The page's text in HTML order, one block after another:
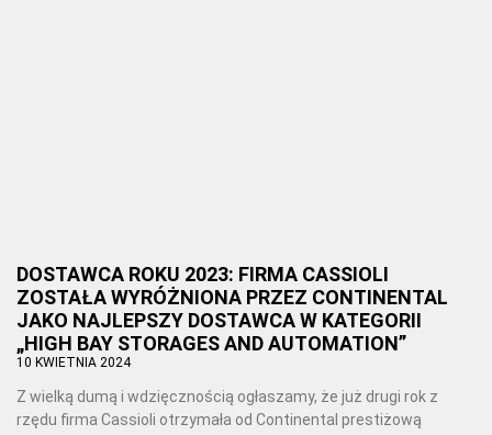
DOSTAWCA ROKU 2023: FIRMA CASSIOLI
ZOSTAŁA WYRÓŻNIONA PRZEZ CONTINENTAL
JAKO NAJLEPSZY DOSTAWCA W KATEGORII
„HIGH BAY STORAGES AND AUTOMATION”
10 KWIETNIA 2024
Z wielką dumą i wdzięcznością ogłaszamy, że już drugi rok z
rzędu firma Cassioli otrzymała od Continental prestiżową